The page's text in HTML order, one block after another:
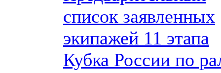
список заявленных
экипажей 11 этапа
Кубка России по